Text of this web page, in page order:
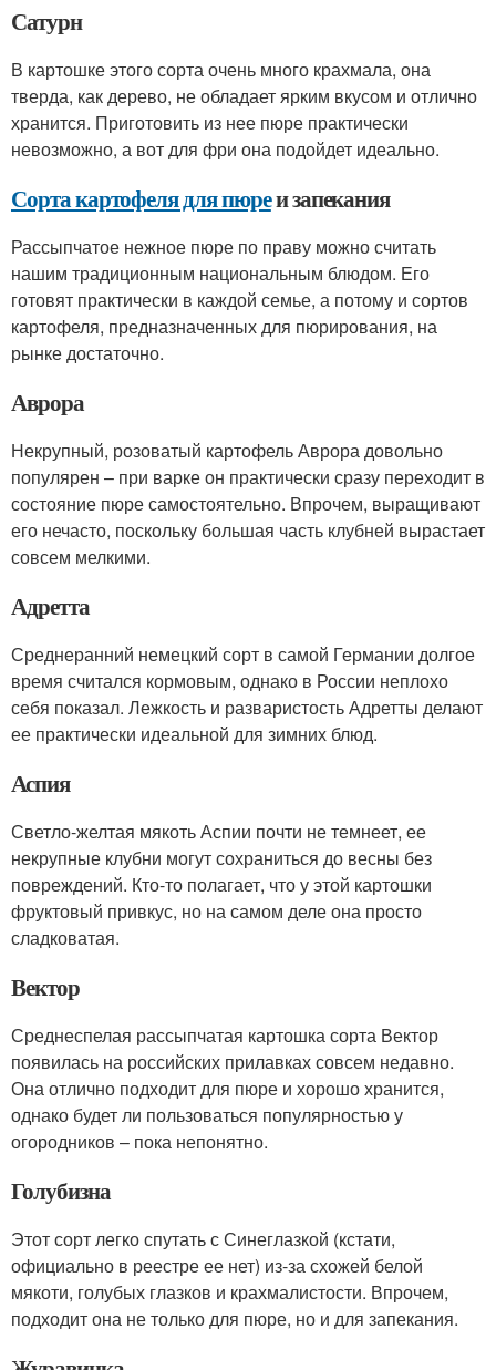
Сатурн
В картошке этого сорта очень много крахмала, она
тверда, как дерево, не обладает ярким вкусом и отлично
хранится. Приготовить из нее пюре практически
невозможно, а вот для фри она подойдет идеально.
Сорта картофеля для пюреи запекания
Рассыпчатое нежное пюре по праву можно считать
нашим традиционным национальным блюдом. Его
готовят практически в каждой семье, а потому и сортов
картофеля, предназначенных для пюрирования, на
рынке достаточно.
Аврора
Некрупный, розоватый картофель Аврора довольно
популярен – при варке он практически сразу переходит в
состояние пюре самостоятельно. Впрочем, выращивают
его нечасто, поскольку большая часть клубней вырастает
совсем мелкими.
Адретта
Среднеранний немецкий сорт в самой Германии долгое
время считался кормовым, однако в России неплохо
себя показал. Лежкость и разваристость Адретты делают
ее практически идеальной для зимних блюд.
Аспия
Светло-желтая мякоть Аспии почти не темнеет, ее
некрупные клубни могут сохраниться до весны без
повреждений. Кто-то полагает, что у этой картошки
фруктовый привкус, но на самом деле она просто
сладковатая.
Вектор
Среднеспелая рассыпчатая картошка сорта Вектор
появилась на российских прилавках совсем недавно.
Она отлично подходит для пюре и хорошо хранится,
однако будет ли пользоваться популярностью у
огородников – пока непонятно.
Голубизна
Этот сорт легко спутать с Синеглазкой (кстати,
официально в реестре ее нет) из-за схожей белой
мякоти, голубых глазков и крахмалистости. Впрочем,
подходит она не только для пюре, но и для запекания.